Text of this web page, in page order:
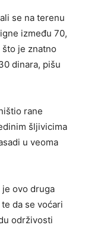
se na terenu
između 70,
što je znatno
dinara, pišu
rane
šljivicima
u veoma
ovo druga
da se voćari
održivosti